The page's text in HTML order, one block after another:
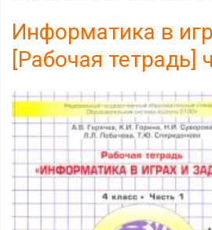
Информатика в
[Рабочая тетрадь]